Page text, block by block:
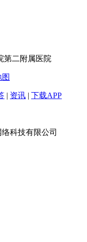
第二附属医院
图
| 资讯 | 下载APP
科技有限公司